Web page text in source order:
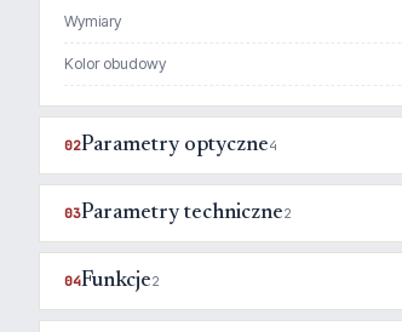
Wymiary
Kolor obudowy
02Parametry optyczne4
03Parametry techniczne2
04Funkcje2